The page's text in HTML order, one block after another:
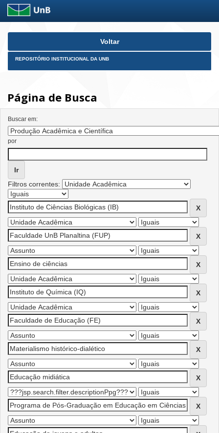
Skip
Voltar
REPOSITÓRIO INSTITUCIONAL DA UNB
Página de Busca
Buscar em:
por
Filtros correntes: